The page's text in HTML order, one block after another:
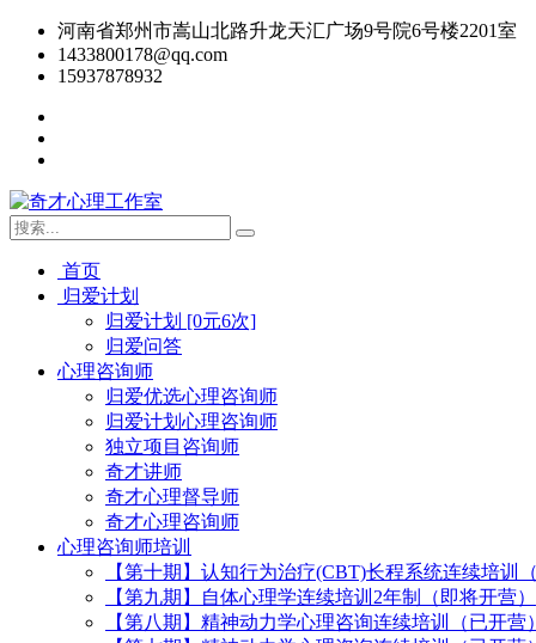
河南省郑州市嵩山北路升龙天汇广场9号院6号楼2201室
1433800178@qq.com
15937878932
首页
归爱计划
归爱计划 [0元6次]
归爱问答
心理咨询师
归爱优选心理咨询师
归爱计划心理咨询师
独立项目咨询师
奇才讲师
奇才心理督导师
奇才心理咨询师
心理咨询师培训
【第十期】认知行为治疗(CBT)长程系统连续培训
【第九期】自体心理学连续培训2年制（即将开营）
【第八期】精神动力学心理咨询连续培训（已开营）